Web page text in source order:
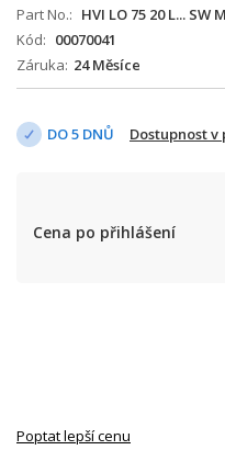
Part No.
HVI LO 75 20 L... SW M
Kód
00070041
Záruka 24 Měsíce
DO 5 DNŮ Dostupnost
Cena po přihlášení
Poptat lepší cenu